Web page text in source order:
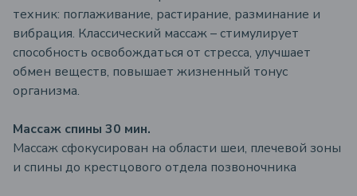
техник: поглаживание, растирание, разминание и
вибрация. Классический массаж – стимулирует
способность освобождаться от стресса, улучшает
обмен веществ, повышает жизненный тонус
организма.
Массаж спины 30 мин.
Массаж сфокусирован на области шеи, плечевой зоны
и спины до крестцового отдела позвоночника